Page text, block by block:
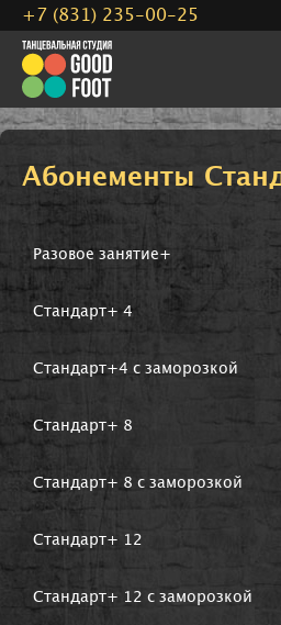
Абонементы
Разовое занятие+
Стандарт+ 4
Стандарт+4 с заморозкой
Стандарт+ 8
Стандарт+ 8 с заморозкой
Стандарт+ 12
Стандарт+ 12 с заморозкой
+7 (831) 235-00-25